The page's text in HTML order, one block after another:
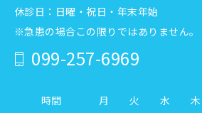
休診日：日曜・祝日・年末年始
※急患の場合この限りではありません。
099-257-6969
時間 月 火 水 木